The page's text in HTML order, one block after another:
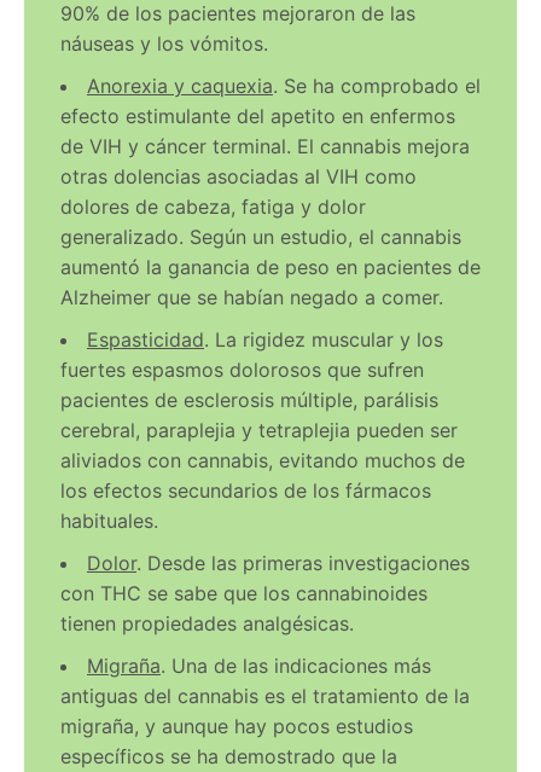
90% de los pacientes mejoraron de las
náuseas y los vómitos.
Anorexia y caquexia. Se ha comprobado el
efecto estimulante del apetito en enfermos
de VIH y cáncer terminal. El cannabis mejora
otras dolencias asociadas al VIH como
dolores de cabeza, fatiga y dolor
generalizado. Según un estudio, el cannabis
aumentó la ganancia de peso en pacientes de
Alzheimer que se habían negado a comer.
Espasticidad. La rigidez muscular y los
fuertes espasmos dolorosos que sufren
pacientes de esclerosis múltiple, parálisis
cerebral, paraplejia y tetraplejia pueden ser
aliviados con cannabis, evitando muchos de
los efectos secundarios de los fármacos
habituales.
Dolor. Desde las primeras investigaciones
con THC se sabe que los cannabinoides
tienen propiedades analgésicas.
Migraña. Una de las indicaciones más
antiguas del cannabis es el tratamiento de la
migraña, y aunque hay pocos estudios
específicos se ha demostrado que la